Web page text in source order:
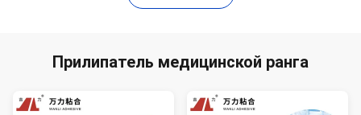
Прилипатель медицинской ранга